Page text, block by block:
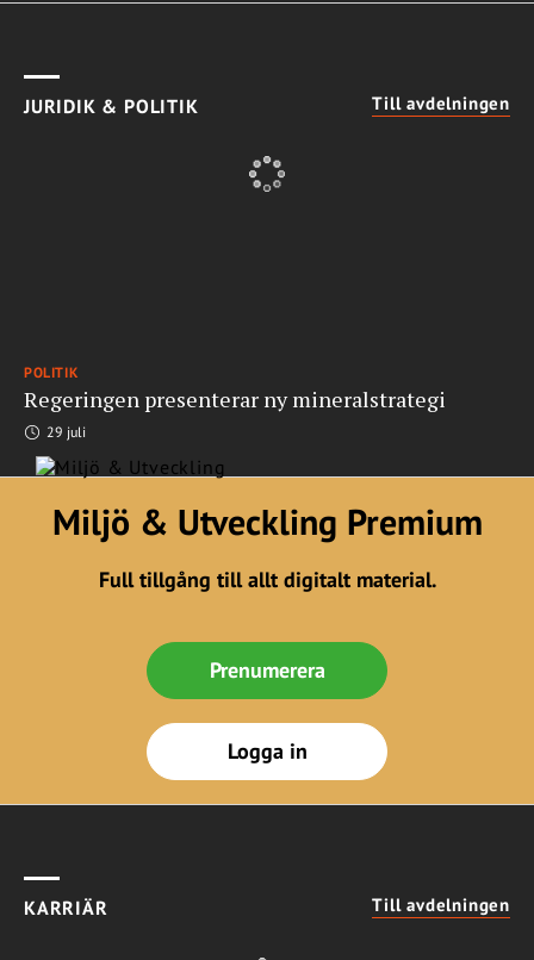
JURIDIK & POLITIK Till avdelningen
POLITIK
Regeringen presenterar ny mineralstrategi
29 juli
Miljö & Utveckling Premium
Full tillgång till allt digitalt material.
Prenumerera
Logga in
KARRIÄR Till avdelningen